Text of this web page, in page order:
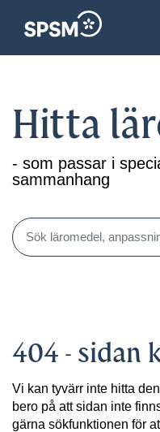
Hitta
- som passar i
sammanhang
Sök läromedel,
404 - sidan
Vi kan tyvärr inte hitta
bero på att sidan inte
gärna sökfunktionen för